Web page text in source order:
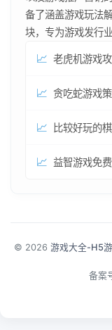
备了涵盖游戏玩法
块，专为游戏发行
📈
📈
📈
📈
© 2026 游戏大全-H5
备案